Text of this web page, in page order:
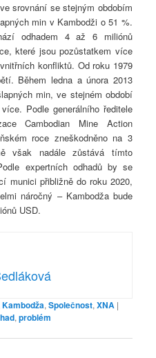
srovnání se stejným obdobím
min v Kambodži o 51 %.
odhadem 4 až 6 miliónů
které jsou pozůstatkem více
konfliktů. Od roku 1979
Během ledna a února 2013
min, ve stejném období
Podle generálního ředitele
Cambodian Mine Action
roce zneškodněno na 3
však nadále zůstává tímto
expertních odhadů by se
munici přibližně do roku 2020,
náročný – Kambodža bude
USD.
Kambodža,Společnost,XNA |
,problém